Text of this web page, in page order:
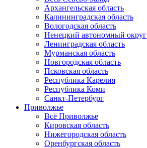
Архангельская область
Калининградская область
Вологодская область
Ненецкий автономный округ
Ленинградская область
Мурманская область
Новгородская область
Псковская область
Республика Карелия
Республика Коми
Санкт-Петербург
Приволжье
Всё Приволжье
Кировская область
Нижегородская область
Оренбургская область